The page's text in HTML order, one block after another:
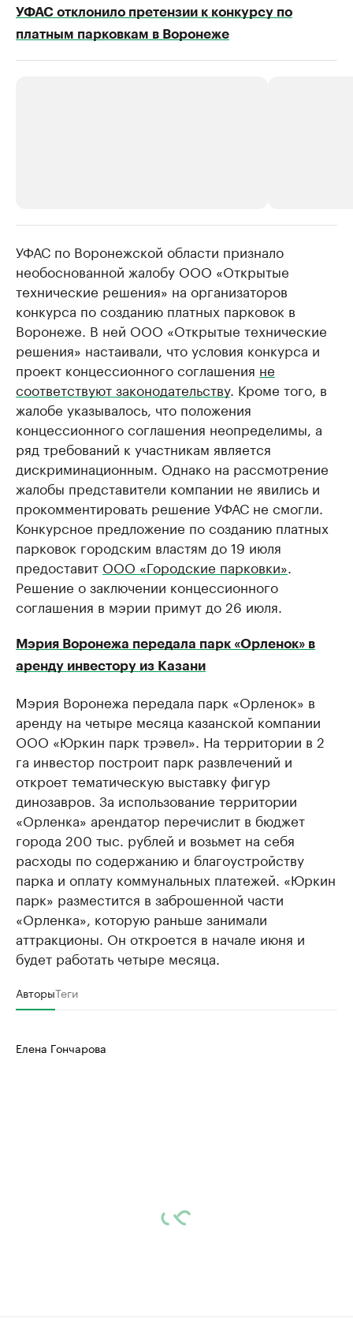
УФАС отклонило претензии к конкурсу по
платным парковкам в Воронеже
Делитесь новостями бизнеса на РБК
Управляйте страницей компании и развивайте личные
Крупнейшие
продавцы
Ознакомьтесь с
УФАС по Воронежской области признало
необоснованной жалобу ООО «Открытые
технические решения» на организаторов
конкурса по созданию платных парковок в
Воронеже. В ней ООО «Открытые технические
решения» настаивали, что условия конкурса и
проект концессионного соглашения не
соответствуют законодательству. Кроме того, в
жалобе указывалось, что положения
концессионного соглашения неопределимы, а
ряд требований к участникам является
дискриминационным. Однако на рассмотрение
жалобы представители компании не явились и
прокомментировать решение УФАС не смогли.
Конкурсное предложение по созданию платных
парковок городским властям до 19 июля
предоставит ООО «Городские парковки».
Решение о заключении концессионного
соглашения в мэрии примут до 26 июля.
Мэрия Воронежа передала парк «Орленок» в
аренду инвестору из Казани
Мэрия Воронежа передала парк «Орленок» в
аренду на четыре месяца казанской компании
ООО «Юркин парк трэвел». На территории в 2
га инвестор построит парк развлечений и
откроет тематическую выставку фигур
динозавров. За использование территории
«Орленка» арендатор перечислит в бюджет
города 200 тыс. рублей и возьмет на себя
расходы по содержанию и благоустройству
парка и оплату коммунальных платежей. «Юркин
парк» разместится в заброшенной части
«Орленка», которую раньше занимали
аттракционы. Он откроется в начале июня и
будет работать четыре месяца.
АвторыТеги
Елена Гончарова